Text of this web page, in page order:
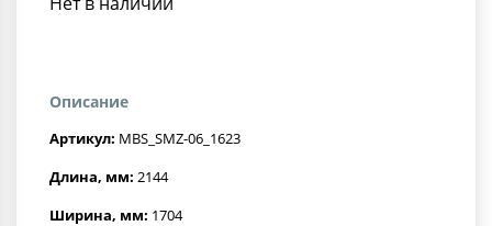
Описание
Артикул: MBS_SMZ-06_1623
Длина, мм: 2144
Ширина, мм: 1704